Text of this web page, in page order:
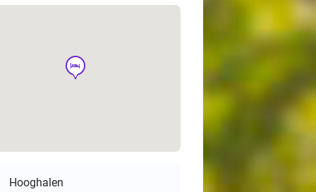
hotel
Hooghalen